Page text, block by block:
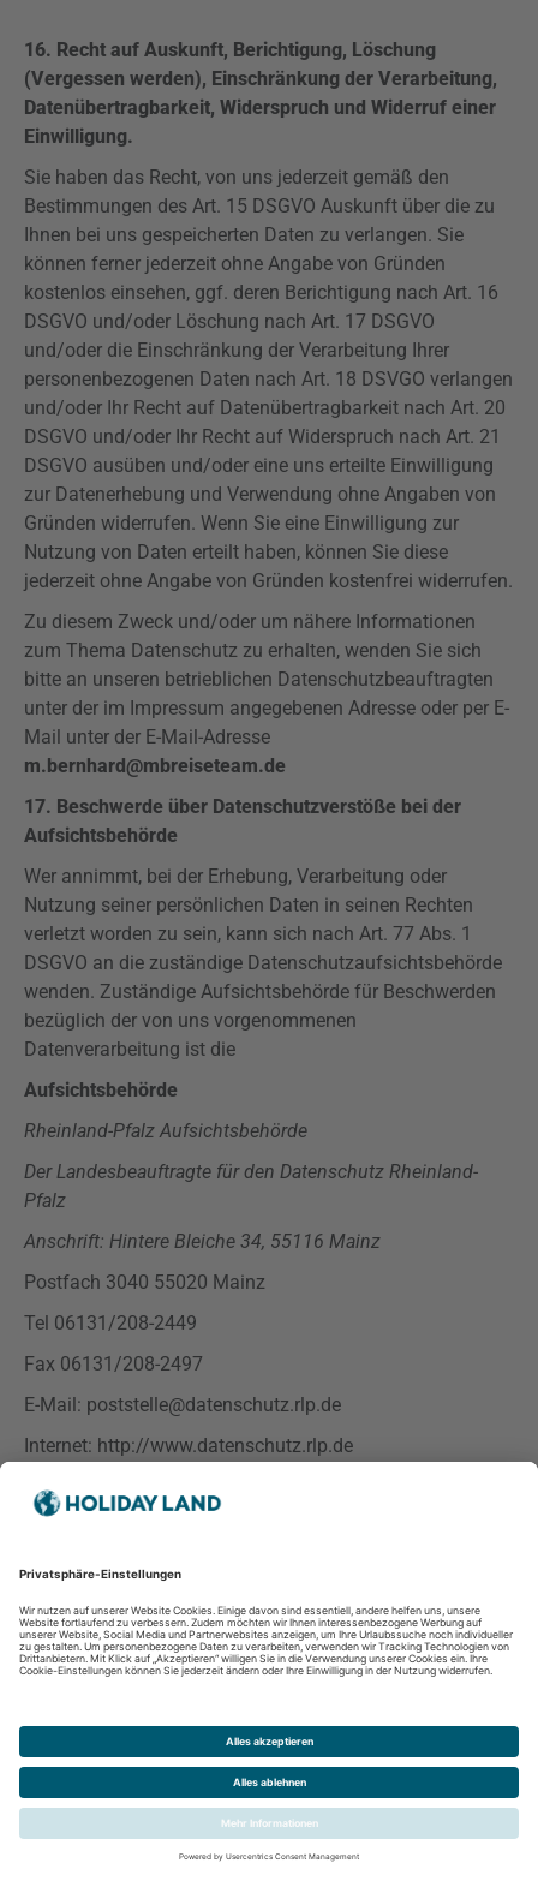
16. Recht auf Auskunft, Berichtigung, Löschung
(Vergessen werden), Einschränkung der Verarbeitung,
Datenübertragbarkeit, Widerspruch und Widerruf einer
Einwilligung.
Sie haben das Recht, von uns jederzeit gemäß den
Bestimmungen des Art. 15 DSGVO Auskunft über die zu
Ihnen bei uns gespeicherten Daten zu verlangen. Sie
können ferner jederzeit ohne Angabe von Gründen
kostenlos einsehen, ggf. deren Berichtigung nach Art. 16
DSGVO und/oder Löschung nach Art. 17 DSGVO
und/oder die Einschränkung der Verarbeitung Ihrer
personenbezogenen Daten nach Art. 18 DSVGO verlangen
und/oder Ihr Recht auf Datenübertragbarkeit nach Art. 20
DSGVO und/oder Ihr Recht auf Widerspruch nach Art. 21
DSGVO ausüben und/oder eine uns erteilte Einwilligung
zur Datenerhebung und Verwendung ohne Angaben von
Gründen widerrufen. Wenn Sie eine Einwilligung zur
Nutzung von Daten erteilt haben, können Sie diese
jederzeit ohne Angabe von Gründen kostenfrei widerrufen.
Zu diesem Zweck und/oder um nähere Informationen
zum Thema Datenschutz zu erhalten, wenden Sie sich
bitte an unseren betrieblichen Datenschutzbeauftragten
unter der im Impressum angegebenen Adresse oder per E-
Mail unter der E-Mail-Adresse
m.bernhard@mbreiseteam.de
17. Beschwerde über Datenschutzverstöße bei der
Aufsichtsbehörde
Wer annimmt, bei der Erhebung, Verarbeitung oder
Nutzung seiner persönlichen Daten in seinen Rechten
verletzt worden zu sein, kann sich nach Art. 77 Abs. 1
DSGVO an die zuständige Datenschutzaufsichtsbehörde
wenden. Zuständige Aufsichtsbehörde für Beschwerden
bezüglich der von uns vorgenommenen
Datenverarbeitung ist die
Aufsichtsbehörde
Rheinland-Pfalz Aufsichtsbehörde
Der Landesbeauftragte für den Datenschutz Rheinland-
Pfalz
Anschrift: Hintere Bleiche 34, 55116 Mainz
Postfach 3040 55020 Mainz
Tel 06131/208-2449
Fax 06131/208-2497
E-Mail: poststelle@datenschutz.rlp.de
Internet: http://www.datenschutz.rlp.de
Diese geht der Beschwerde nach und unterrichtet den
Betroffenen über das Ergebnis.
Da sich auf Grund des technischen Fortschritts und
organisatorischer Änderungen der eingesetzten
behalten wir uns vor, dievorliegende
Datenschutzerklärung gemäß den neuen technischen
Rahmenbedingungen weiterzuentwickeln. Wir bitten Sie
deshalb unsere Datenschutzerklärung von Zeit zu Zeit zu
überprüfen. Sollten Sie mit den im Verlaufe der Zeit
Weiterentwicklungen nicht einverstanden